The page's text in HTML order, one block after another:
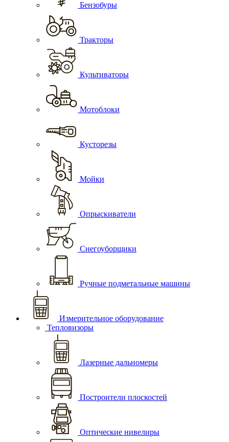
Бензобуры
Тракторы
Культиваторы
Мотоблоки
Кусторезы
Мойки
Опрыскиватели
Снегоуборщики
Ручные подметальные машины
Измерительное оборудование
Тепловизоры
Лазерные дальномеры
Построители плоскостей
Оптические нивелиры